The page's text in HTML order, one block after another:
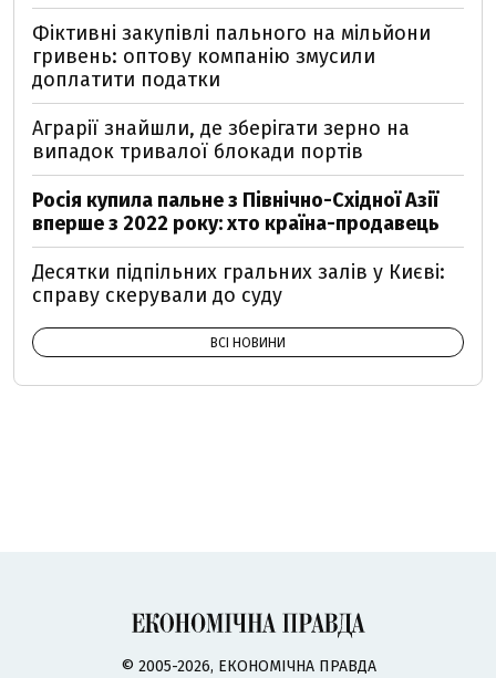
Фіктивні закупівлі пального на мільйони
гривень: оптову компанію змусили
доплатити податки
Аграрії знайшли, де зберігати зерно на
випадок тривалої блокади портів
Росія купила пальне з Північно-Східної Азії
вперше з 2022 року: хто країна-продавець
Десятки підпільних гральних залів у Києві:
справу скерували до суду
ВСІ НОВИНИ
© 2005-2026, ЕКОНОМІЧНА ПРАВДА